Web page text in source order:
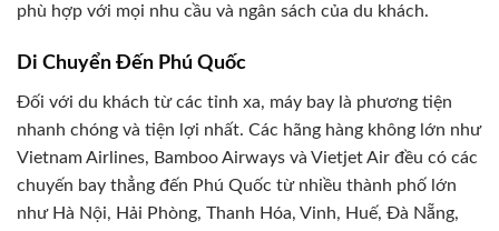
phù hợp với mọi nhu cầu và ngân sách của du khách.
Di Chuyển Đến Phú Quốc
Đối với du khách từ các tỉnh xa, máy bay là phương tiện
nhanh chóng và tiện lợi nhất. Các hãng hàng không lớn như
Vietnam Airlines, Bamboo Airways và Vietjet Air đều có các
chuyến bay thẳng đến Phú Quốc từ nhiều thành phố lớn
như Hà Nội, Hải Phòng, Thanh Hóa, Vinh, Huế, Đà Nẵng,